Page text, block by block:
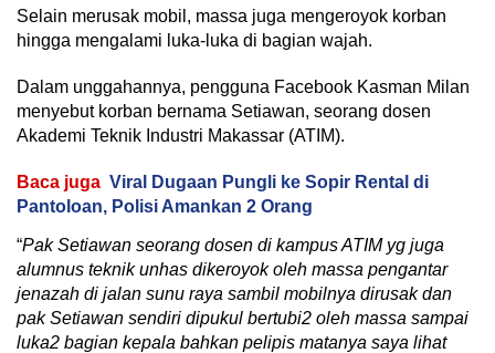
Selain merusak mobil, massa juga mengeroyok korban
hingga mengalami luka-luka di bagian wajah.
Dalam unggahannya, pengguna Facebook Kasman Milan
menyebut korban bernama Setiawan, seorang dosen
Akademi Teknik Industri Makassar (ATIM).
Baca juga Viral Dugaan Pungli ke Sopir Rental di
Pantoloan, Polisi Amankan 2 Orang
“Pak Setiawan seorang dosen di kampus ATIM yg juga
alumnus teknik unhas dikeroyok oleh massa pengantar
jenazah di jalan sunu raya sambil mobilnya dirusak dan
pak Setiawan sendiri dipukul bertubi2 oleh massa sampai
luka2 bagian kepala bahkan pelipis matanya saya lihat